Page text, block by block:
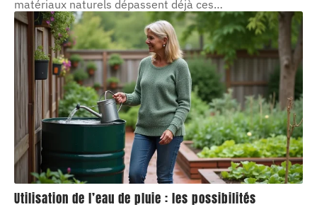
matériaux naturels dépassent déjà ces…
Utilisation de l’eau de pluie : les possibilités